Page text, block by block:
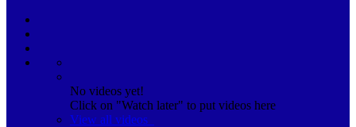
No videos yet!
Click on "Watch later" to put videos here
View all videos